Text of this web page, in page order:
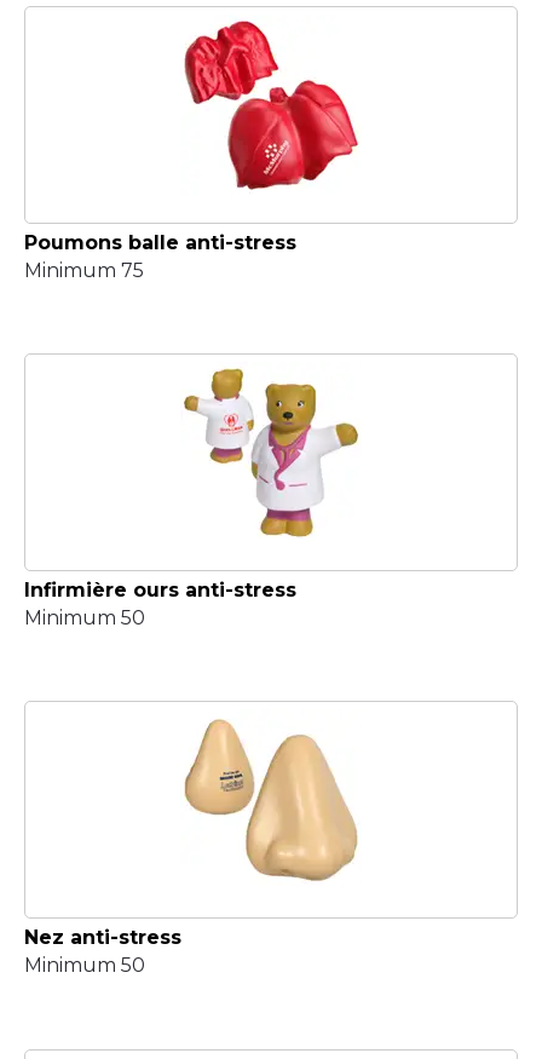
Poumons balle anti-stress
Minimum 75
Infirmière ours anti-stress
Minimum 50
Nez anti-stress
Minimum 50